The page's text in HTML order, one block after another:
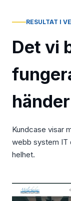
RESULTAT I
Det vi
händer
Kundcase visar
webb system IT
helhet.